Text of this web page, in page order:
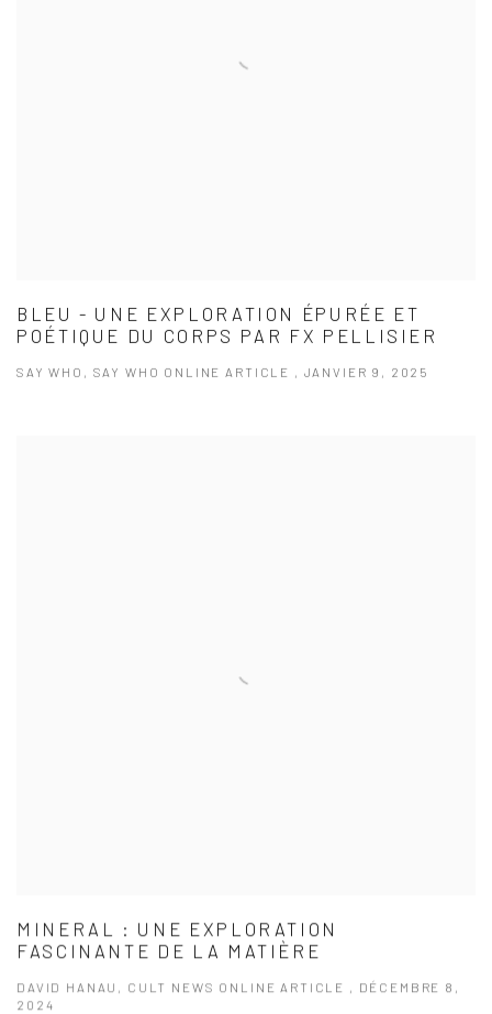
BLEU - UNE EXPLORATION ÉPURÉE ET
POÉTIQUE DU CORPS PAR FX PELLISIER
SAY WHO, SAY WHO ONLINE ARTICLE , JANVIER 9, 2025
MINERAL : UNE EXPLORATION
FASCINANTE DE LA MATIÈRE
DAVID HANAU, CULT NEWS ONLINE ARTICLE , DÉCEMBRE 8,
2024